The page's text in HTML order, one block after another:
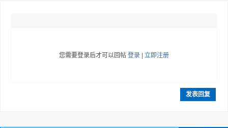
您需要登录后才可以回帖登录 | 立即注册
发表回复